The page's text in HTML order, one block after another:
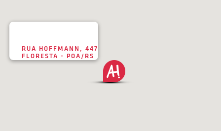
RUA HOFFMANN, 447
FLORESTA - POA/RS